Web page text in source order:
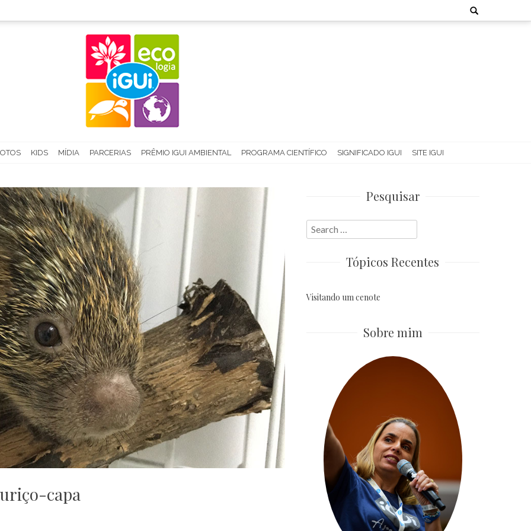
Search
for:
KIDS MÍDIA PARCERIAS PRÊMIO IGUI AMBIENTAL PROGRAMA CIENTÍFICO SIGNIFICADO IGUI SITE IGUI
capa
Pesquisar
Search
for:
Tópicos Recentes
Visitando um cenote
Sobre mim